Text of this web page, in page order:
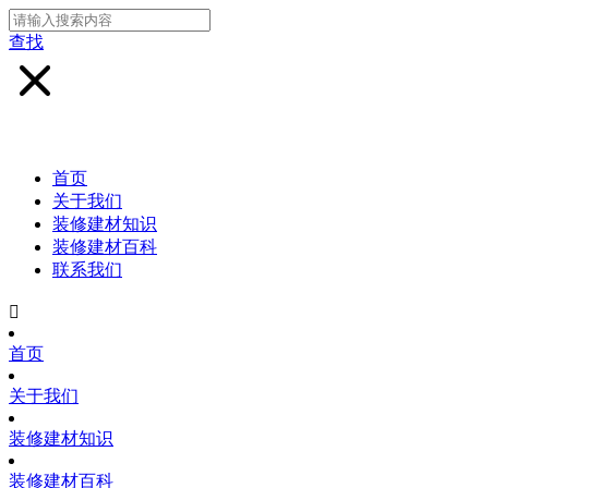
查找
首页
关于我们
装修建材知识
装修建材百科
联系我们

首页
关于我们
装修建材知识
装修建材百科